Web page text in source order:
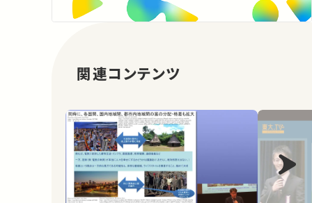
関連コンテンツ